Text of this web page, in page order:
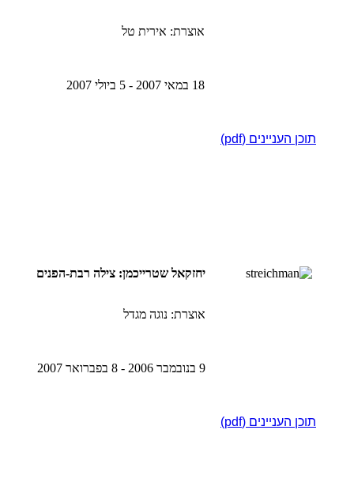
אוצרת: אירית טל
18 במאי 2007 - 5 ביולי 2007
תוכן העניינים (pdf)
יחזקאל שטרייכמן: צילה רבת-הפנים
אוצרת: נוגה מגדל
9 בנובמבר 2006 - 8 בפברואר 2007
תוכן העניינים (pdf)